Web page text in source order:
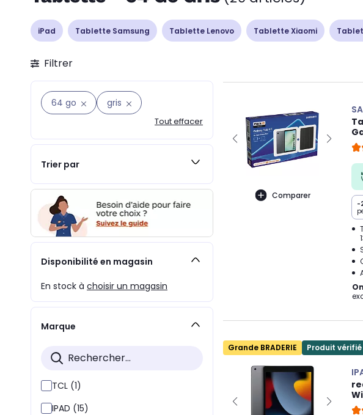
iPad Tablette Samsung Tablette Lenovo Tablette Xiaomi
Filtrer
64 go gris
Tout effacer
Trier par
Disponibilité en magasin
En stock à choisir un magasin
Marque
TCL (1)
IPAD (15)
Comparer
-
Grande BRADERIE Produit vérifié